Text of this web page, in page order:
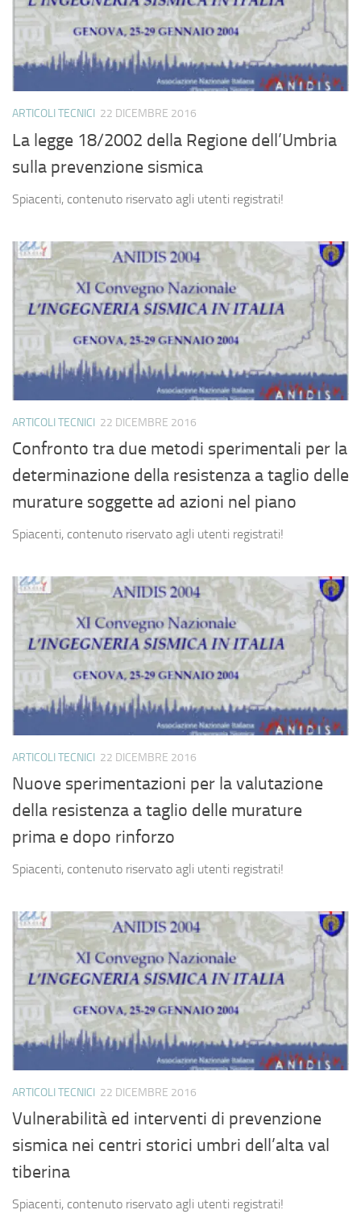
ARTICOLI TECNICI 22 DICEMBRE 2016
La legge 18/2002 della Regione dell’Umbria
sulla prevenzione sismica
Spiacenti, contenuto riservato agli utenti registrati!
ARTICOLI TECNICI 22 DICEMBRE 2016
Confronto tra due metodi sperimentali per la
determinazione della resistenza a taglio delle
murature soggette ad azioni nel piano
Spiacenti, contenuto riservato agli utenti registrati!
ARTICOLI TECNICI 22 DICEMBRE 2016
Nuove sperimentazioni per la valutazione
della resistenza a taglio delle murature
prima e dopo rinforzo
Spiacenti, contenuto riservato agli utenti registrati!
ARTICOLI TECNICI 22 DICEMBRE 2016
Vulnerabilità ed interventi di prevenzione
sismica nei centri storici umbri dell’alta val
tiberina
Spiacenti, contenuto riservato agli utenti registrati!